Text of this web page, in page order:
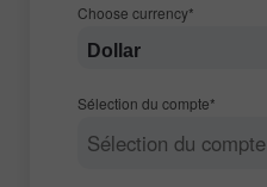
Choose currency*
Dollar
Sélection du compte*
Sélection du compte